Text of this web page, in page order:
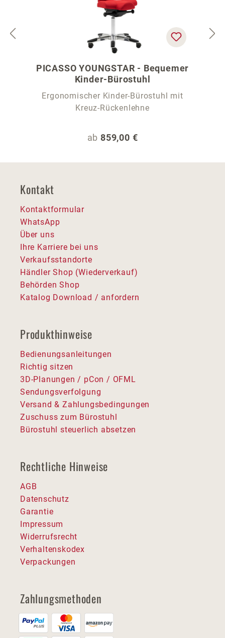
PICASSO YOUNGSTAR - Bequemer
Kinder-Bürostuhl
Ergonomischer Kinder-Bürostuhl mit
Kreuz-Rückenlehne
Regulärer Preis:
ab 859,00 €
Kontakt
Kontaktformular
WhatsApp
Über uns
Ihre Karriere bei uns
Verkaufsstandorte
Händler Shop (Wiederverkauf)
Behörden Shop
Katalog Download / anfordern
Produkthinweise
Bedienungsanleitungen
Richtig sitzen
3D-Planungen / pCon / OFML
Sendungsverfolgung
Versand & Zahlungsbedingungen
Zuschuss zum Bürostuhl
Bürostuhl steuerlich absetzen
Rechtliche Hinweise
AGB
Datenschutz
Garantie
Impressum
Widerrufsrecht
Verhaltenskodex
Verpackungen
Zahlungsmethoden